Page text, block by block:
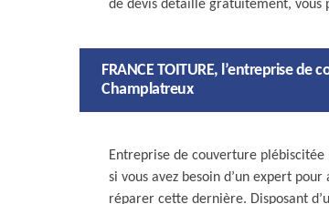
de devis détaillé gratuitement, vous
FRANCE TOITURE, l’entreprise
Champlatreux
Entreprise de couverture plébiscitée
si vous avez besoin d’un expert
réparer cette dernière. Disposant